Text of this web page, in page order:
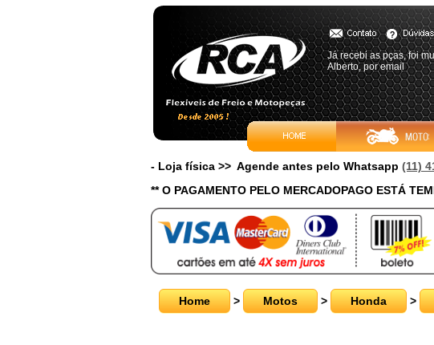
Já recebi as pças, foi
Alberto, por email
- Loja física >> Agende antes pelo Whatsapp (11)
** O PAGAMENTO PELO MERCADOPAGO ESTÁ
Home > Motos > Honda >